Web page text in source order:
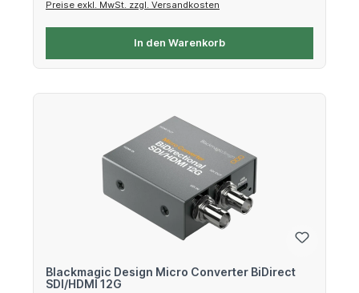
Preise exkl. MwSt. zzgl. Versandkosten
In den Warenkorb
Blackmagic Design Micro Converter BiDirect
SDI/HDMI 12G